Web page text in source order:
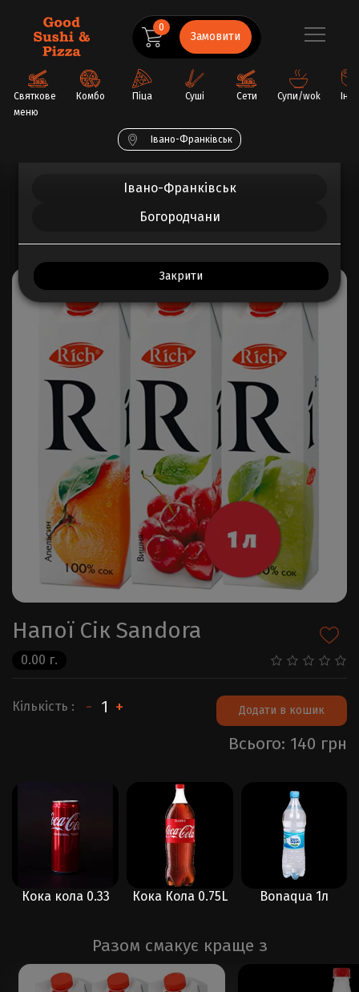
Святкове
меню
Комбо Піца Суші Сети Супи/wok
Івано-Франківськ
0
Замовити
Обрати ваше місто
Івано-Франківськ
Богородчани
Закрити
Сік Rich
ВСЕ ПРО ТОВАР ВІДГУКИ (0)
Напої Сік Sandora
0.00 г.
Кількість : - + Додати в кошик
Всього: 140 грн
Кока кола 0.33 Кока Кола 0.75L Bonaqua 1л
Разом смакує краще з